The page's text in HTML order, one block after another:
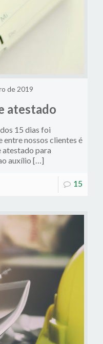
de 2019
atestado
15 dias foi
entre nossos clientes é
atestado para
auxílio […]
15